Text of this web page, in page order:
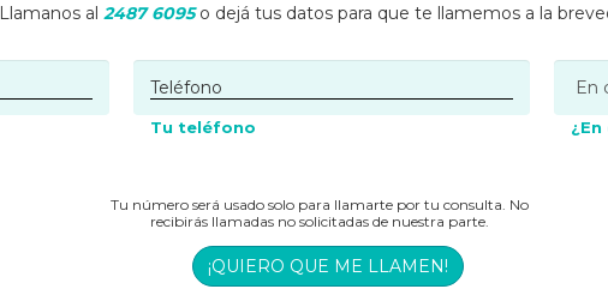
Llamanos al 2487 6095o dejá tus datos para que te llamemos a la
Tu teléfono
Tu número será usado solo para llamarte por tu consulta. No
recibirás llamadas no solicitadas de nuestra parte.
¡QUIERO QUE ME LLAMEN!